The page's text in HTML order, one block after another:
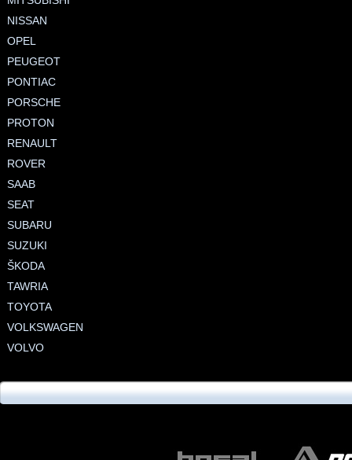
NISSAN
OPEL
PEUGEOT
PONTIAC
PORSCHE
PROTON
RENAULT
ROVER
SAAB
SEAT
SUBARU
SUZUKI
ŠKODA
TAWRIA
TOYOTA
VOLKSWAGEN
VOLVO